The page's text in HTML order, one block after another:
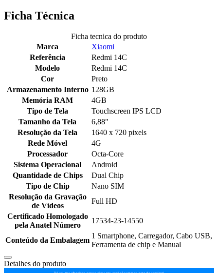
Ficha Técnica
Ficha tecnica do produto
Marca
Xiaomi
Referência
Redmi 14C
Modelo
Redmi 14C
Cor
Preto
Armazenamento Interno 128GB
Memória RAM
4GB
Tipo de Tela
Touchscreen IPS LCD
Tamanho da Tela
6,88"
Resolução da Tela
1640 x 720 pixels
Rede Móvel
4G
Processador
Octa-Core
Sistema Operacional
Android
Quantidade de Chips
Dual Chip
Tipo de Chip
Nano SIM
Resolução da Gravação
de Vídeos
Full HD
Certificado Homologado
pela Anatel Número
17534-23-14550
Conteúdo da Embalagem
1 Smartphone, Carregador, Cabo USB,
Ferramenta de chip e Manual
Detalhes do produto